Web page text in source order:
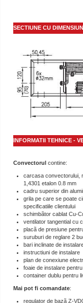
SECTIUNE CU
INFORMATII TEHNICE -
Convectorul contine:
carcasa convectorului,
1,4301 etalon 0.8 mm
cadru superior din
grila pe care se poate
specificatiile clientului
schimbãtor cablat Cu-
ventilator tangential cu
placã de presiune
suruburi de reglare 2
bari inclinate de
instructiuni de instalare
plan de conexiune
foaie de instalare
container dublu pentru
Mai pot fi comandate:
regulator de bazã Z-